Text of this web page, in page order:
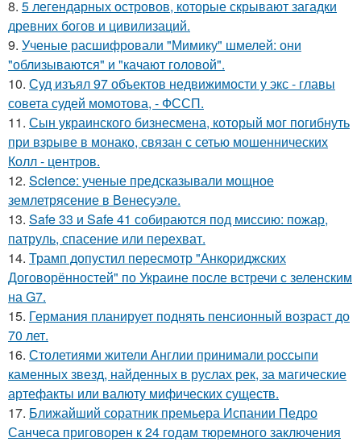
8. 5 легендарных островов, которые скрывают загадки
древних богов и цивилизаций.
9. Ученые расшифровали "Мимику" шмелей: они
"облизываются" и "качают головой".
10. Суд изъял 97 объектов недвижимости у экс - главы
совета судей момотова, - ФССП.
11. Сын украинского бизнесмена, который мог погибнуть
при взрыве в монако, связан с сетью мошеннических
Колл - центров.
12. Science: ученые предсказывали мощное
землетрясение в Венесуэле.
13. Safe 33 и Safe 41 собираются под миссию: пожар,
патруль, спасение или перехват.
14. Трамп допустил пересмотр "Анкориджских
Договорённостей" по Украине после встречи с зеленским
на G7.
15. Германия планирует поднять пенсионный возраст до
70 лет.
16. Столетиями жители Англии принимали россыпи
каменных звезд, найденных в руслах рек, за магические
артефакты или валюту мифических существ.
17. Ближайший соратник премьера Испании Педро
Санчеса приговорен к 24 годам тюремного заключения